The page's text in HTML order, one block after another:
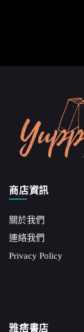
商店資訊
關於我們
連絡我們
Privacy Policy
雅痞書店